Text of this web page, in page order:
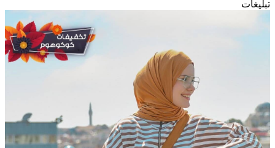
تبلیغات